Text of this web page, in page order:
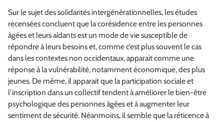
Sur le sujet des solidarités intergénérationnelles, les études
recensées concluent que la corésidence entre les personnes
âgées et leurs aidants est un mode de vie susceptible de
répondre à leurs besoins et, comme c’est plus souvent le cas
dans les contextes non occidentaux, apparait comme une
réponse à la vulnérabilité, notamment économique, des plus
jeunes. De même, il apparait que la participation sociale et
l’inscription dans un collectif tendent à améliorer le bien-être
psychologique des personnes âgées et à augmenter leur
sentiment de sécurité. Néanmoins, il semble que la réticence à